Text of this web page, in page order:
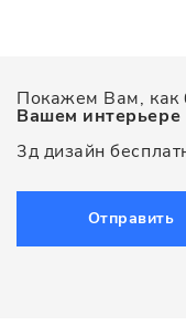
Покажем Вам, как
Вашем интерьере
3д дизайн
Отправить